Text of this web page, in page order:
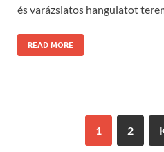
és varázslatos hangulatot
READ MORE
1 2